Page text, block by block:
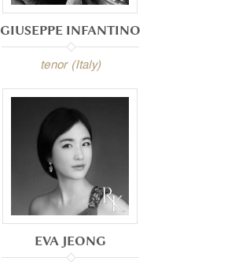
GIUSEPPE INFANTINO
tenor (Italy)
EVA JEONG